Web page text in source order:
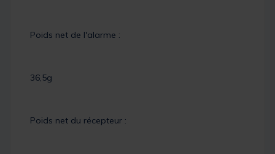
Poids net de l'alarme :
36,5g
Poids net du récepteur :